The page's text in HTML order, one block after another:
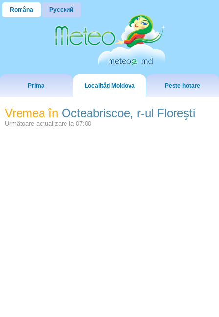
Româna Русский
Prima Localități Moldova Peste hotare
Vremea în Octeabriscoe, r-ul Floreşti
Următoare actualizare la 07:00